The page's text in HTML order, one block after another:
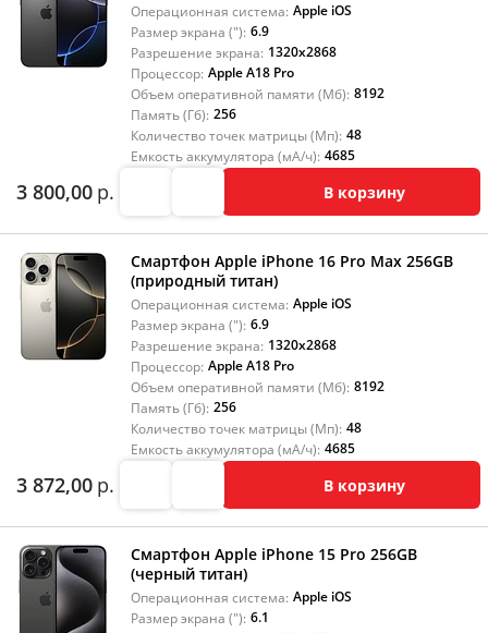
Операционная система: Apple iOS
Размер экрана ("): 6.9
Разрешение экрана: 1320x2868
Процессор: Apple A18 Pro
Объем оперативной памяти (Мб): 8192
Память (Гб): 256
Количество точек матрицы (Мп): 48
Емкость аккумулятора (мА/ч): 4685
3 800,00 р. В корзину
Смартфон Apple iPhone 16 Pro Max 256GB
(природный титан)
Операционная система: Apple iOS
Размер экрана ("): 6.9
Разрешение экрана: 1320x2868
Процессор: Apple A18 Pro
Объем оперативной памяти (Мб): 8192
Память (Гб): 256
Количество точек матрицы (Мп): 48
Емкость аккумулятора (мА/ч): 4685
3 872,00 р. В корзину
Смартфон Apple iPhone 15 Pro 256GB
(черный титан)
Операционная система: Apple iOS
Размер экрана ("): 6.1